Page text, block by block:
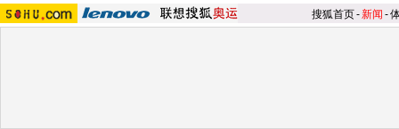
搜狐首页-新闻 -